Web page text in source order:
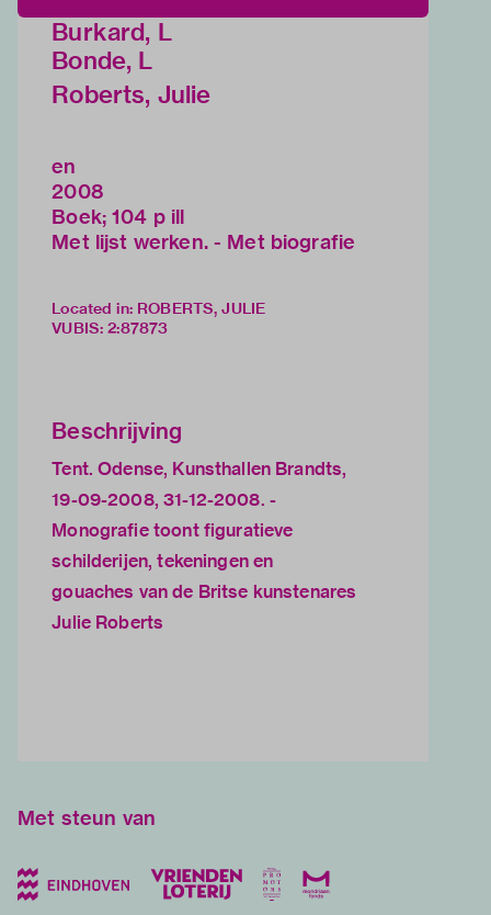
Burkard, L
Bonde, L
Roberts, Julie
en
2008
Boek; 104 p ill
Met lijst werken. - Met biografie
Located in: ROBERTS, JULIE
VUBIS: 2:87873
Beschrijving
Tent. Odense, Kunsthallen Brandts,
19-09-2008, 31-12-2008. -
Monografie toont figuratieve
schilderijen, tekeningen en
gouaches van de Britse kunstenares
Julie Roberts
Met steun van